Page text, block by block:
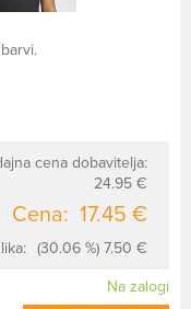
cena dobavitelja:
24.95 €
Cena: 17.45 €
(30.06 %) 7.50 €
Na zalogi